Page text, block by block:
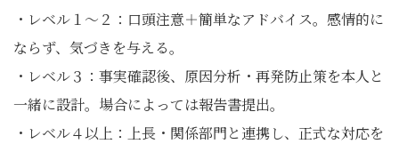
・レベル１〜２：口頭注意＋簡単なアドバイス。感情的に
ならず、気づきを与える。
・レベル３：事実確認後、原因分析・再発防止策を本人と
一緒に設計。場合によっては報告書提出。
・レベル４以上：上長・関係部門と連携し、正式な対応を